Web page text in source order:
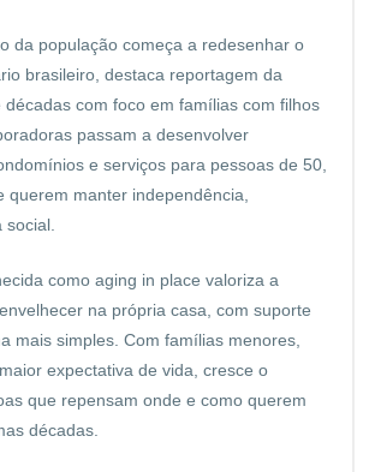
da população começa a redesenhar o
brasileiro, destaca reportagem da
décadas com foco em famílias com filhos
passam a desenvolver
e serviços para pessoas de 50,
querem manter independência,
como aging in place valoriza a
na própria casa, com suporte
mais simples. Com famílias menores,
expectativa de vida, cresce o
que repensam onde e como querem
décadas.